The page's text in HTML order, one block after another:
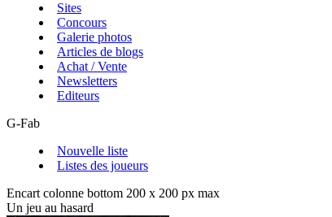
Sites
Concours
Galerie photos
Articles de blogs
Achat / Vente
Newsletters
Editeurs
G-Fab
Nouvelle liste
Listes des joueurs
Encart colonne bottom 200 x 200 px max
Un jeu au hasard